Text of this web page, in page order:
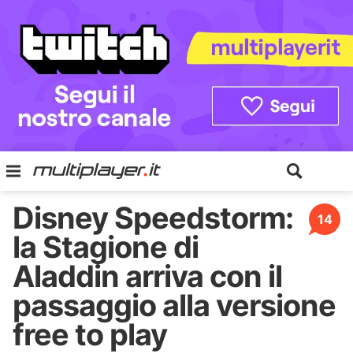
14
Disney Speedstorm:
la Stagione di
Aladdin arriva con il
passaggio alla versione
free to play